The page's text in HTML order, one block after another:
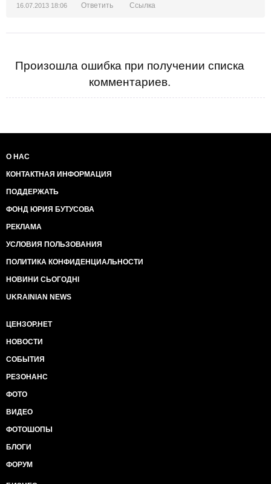
16.07.2013 18:06 Ответить Ссылка
Произошла ошибка при получении списка
комментариев.
О НАС
КОНТАКТНАЯ ИНФОРМАЦИЯ
ПОДДЕРЖАТЬ
ФОНД ЮРИЯ БУТУСОВА
РЕКЛАМА
УСЛОВИЯ ПОЛЬЗОВАНИЯ
ПОЛИТИКА КОНФИДЕНЦИАЛЬНОСТИ
НОВИНИ СЬОГОДНІ
UKRAINIAN NEWS
ЦЕНЗОР.НЕТ
НОВОСТИ
СОБЫТИЯ
РЕЗОНАНС
ФОТО
ВИДЕО
ФОТОШОПЫ
БЛОГИ
ФОРУМ